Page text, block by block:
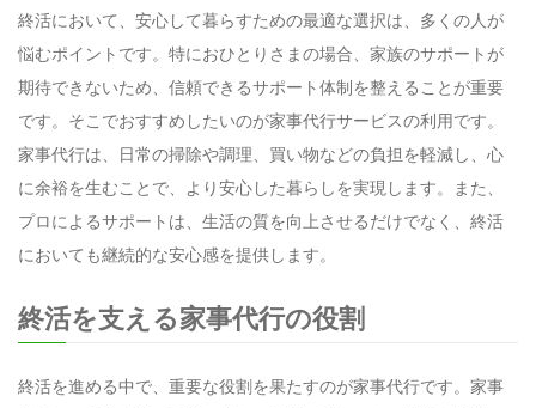
終活において、安心して暮らすための最適な選択は、多くの人が
悩むポイントです。特におひとりさまの場合、家族のサポートが
期待できないため、信頼できるサポート体制を整えることが重要
です。そこでおすすめしたいのが家事代行サービスの利用です。
家事代行は、日常の掃除や調理、買い物などの負担を軽減し、心
に余裕を生むことで、より安心した暮らしを実現します。また、
プロによるサポートは、生活の質を向上させるだけでなく、終活
においても継続的な安心感を提供します。
終活を支える家事代行の役割
終活を進める中で、重要な役割を果たすのが家事代行です。家事